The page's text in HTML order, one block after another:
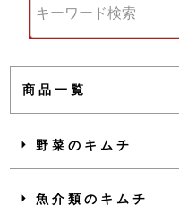
商品一覧
野菜のキムチ
魚介類のキムチ